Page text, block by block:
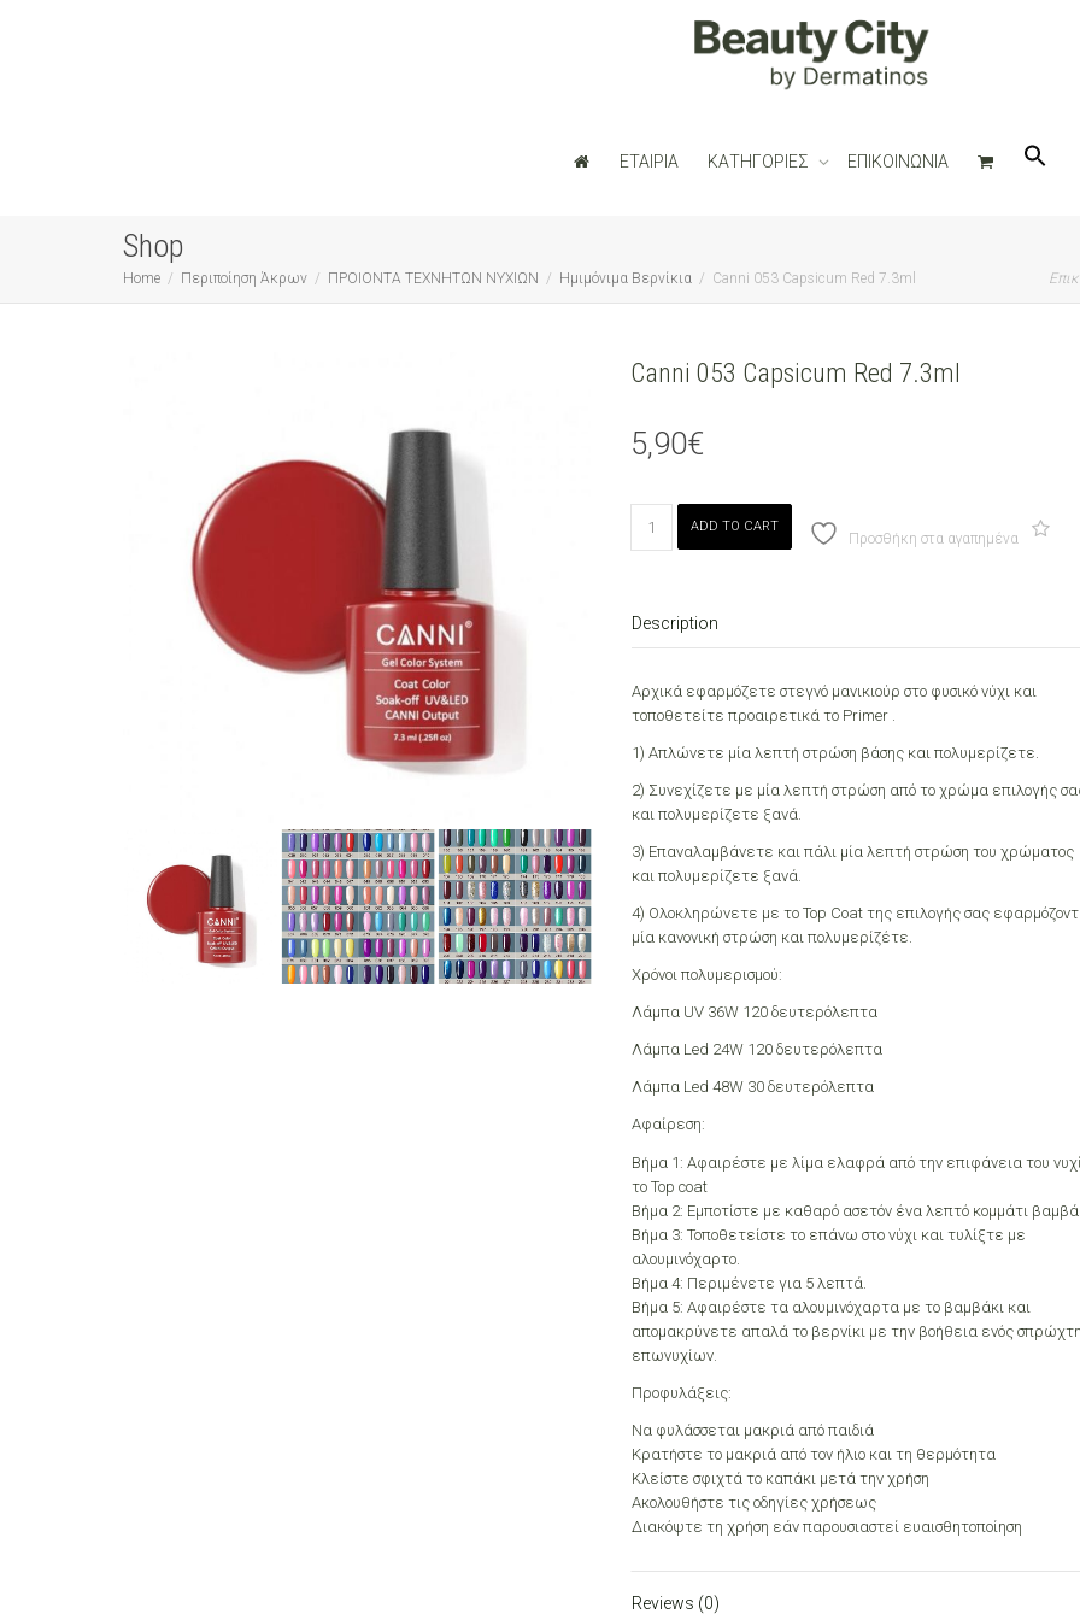
ΕΤΑΙΡΙΑ ΚΑΤΗΓΟΡΙΕΣ ΕΠΙΚΟΙΝΩΝΙΑ
Shop
Home Περιποίηση Άκρων ΠΡΟΙΟΝΤΑ ΤΕΧΝΗΤΩΝ ΝΥΧΙΩΝ Ημιμόνιμα Βερνίκια Canni 053 Capsicum Red 7.3ml
Canni 053 Capsicum Red 7.3ml
5,90€
053
quantity
ADD TO CART
Προσθήκη στα αγαπημένα
Description
Αρχικά εφαρμόζετε στεγνό μανικιούρ στο φυσικό νύχι και
τοποθετείτε προαιρετικά το Primer .
1) Απλώνετε μία λεπτή στρώση βάσης και πολυμερίζετε.
2) Συνεχίζετε με μία λεπτή στρώση από το χρώμα επιλογής
και πολυμερίζετε ξανά.
3) Επαναλαμβάνετε και πάλι μία λεπτή στρώση του χρώματος
και πολυμερίζετε ξανά.
4) Ολοκληρώνετε με το Top Coat της επιλογής σας
μία κανονική στρώση και πολυμερίζέτε.
Χρόνοι πολυμερισμού:
Λάμπα UV 36W 120 δευτερόλεπτα
Λάμπα Led 24W 120 δευτερόλεπτα
Λάμπα Led 48W 30 δευτερόλεπτα
Αφαίρεση:
Βήμα 1: Αφαιρέστε με λίμα ελαφρά από την επιφάνεια του
το Top coat
Βήμα 2: Εμποτίστε με καθαρό ασετόν ένα λεπτό κομμάτι
Βήμα 3: Τοποθετείστε το επάνω στο νύχι και τυλίξτε με
αλουμινόχαρτο.
Βήμα 4: Περιμένετε για 5 λεπτά.
Βήμα 5: Αφαιρέστε τα αλουμινόχαρτα με το βαμβάκι και
απομακρύνετε απαλά το βερνίκι με την βοήθεια ενός σπρώχτη
επωνυχίων.
Προφυλάξεις:
Να φυλάσσεται μακριά από παιδιά
Κρατήστε το μακριά από τον ήλιο και τη θερμότητα
Κλείστε σφιχτά το καπάκι μετά την χρήση
Ακολουθήστε τις οδηγίες χρήσεως
Διακόψτε τη χρήση εάν παρουσιαστεί ευαισθητοποίηση
Reviews (0)